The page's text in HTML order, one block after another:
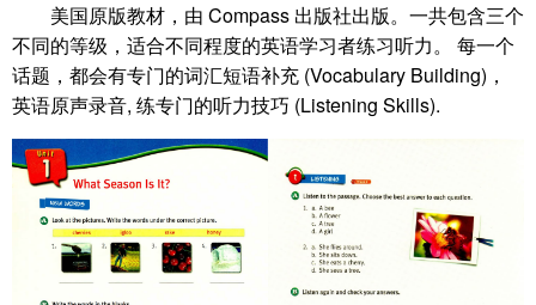
美国原版教材，由 Compass 出版社出版。一共包含三个
不同的等级，适合不同程度的英语学习者练习听力。 每一个
话题，都会有专门的词汇短语补充 (Vocabulary Building)，
英语原声录音, 练专门的听力技巧 (Listening Skills).